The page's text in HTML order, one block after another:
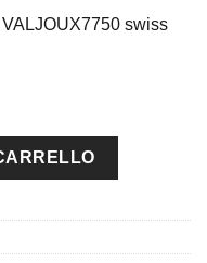
swiss
chrono acciaio